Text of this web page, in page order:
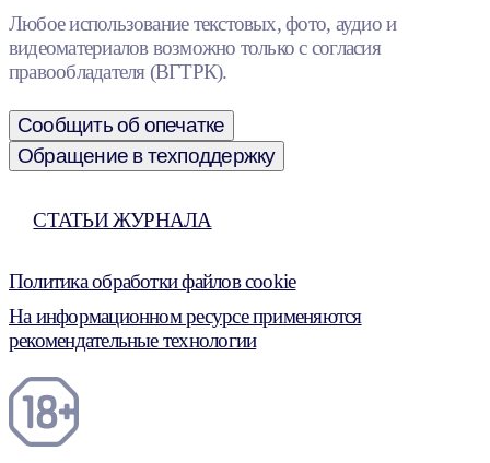
Любое использование текстовых, фото, аудио и
видеоматериалов возможно только с согласия
правообладателя (ВГТРК).
Сообщить об опечатке
Обращение в техподдержку
СТАТЬИ ЖУРНАЛА
Политика обработки файлов cookie
На информационном ресурсе применяются
рекомендательные технологии